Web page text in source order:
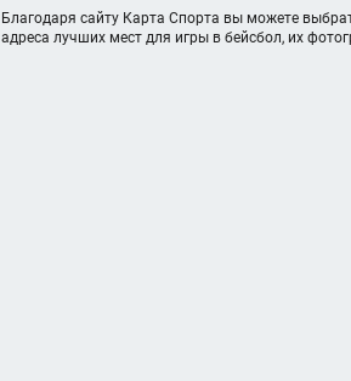
Благодаря сайту Карта Спорта вы можете
адреса лучших мест для игры в бейсбол, их